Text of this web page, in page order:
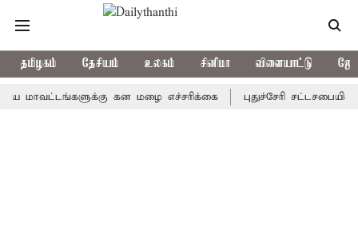
தமிழகம் தேசியம் உலகம் சினிமா விளையாட்டு
கன மழை எச்சரிக்கை புதுச்சேரி சட்டசபையில்